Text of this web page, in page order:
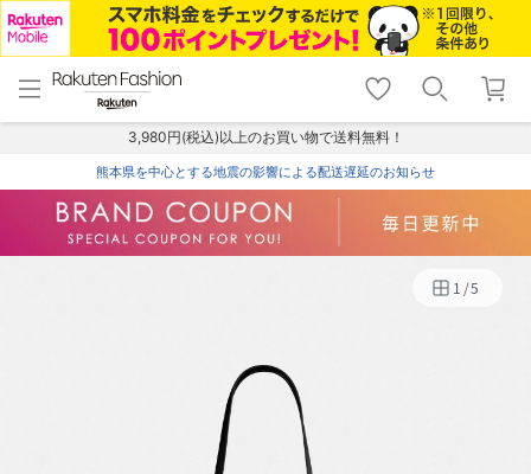
menu home
トップ
shopping_cart lock_outline
ログイン
3,980円(税込)以上のお買い物で送料無料！
熊本県を中心とする地震の影響による配送遅延のお知らせ
1 /5